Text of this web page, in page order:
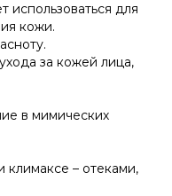
для
кожи.
за кожей лица,
в мимических
– отеками,